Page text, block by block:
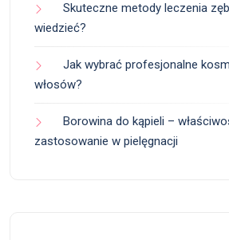
Skuteczne metody leczenia
wiedzieć?
Jak wybrać profesjonalne
włosów?
Borowina do kąpieli –
zastosowanie w pielęgnacji